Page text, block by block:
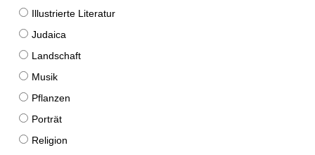
Illustrierte Literatur
Judaica
Landschaft
Musik
Pflanzen
Porträt
Religion